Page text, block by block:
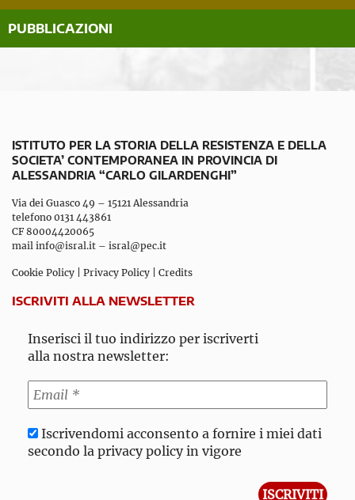
PUBBLICAZIONI
ISTITUTO PER LA STORIA DELLA RESISTENZA E DELLA
SOCIETA’ CONTEMPORANEA IN PROVINCIA DI
ALESSANDRIA “CARLO GILARDENGHI”
Via dei Guasco 49 – 15121 Alessandria
telefono 0131 443861
CF 80004420065
mail info@isral.it – isral@pec.it
Cookie Policy Privacy Policy Credits
ISCRIVITI ALLA NEWSLETTER
Inserisci il tuo indirizzo per iscriverti
alla nostra newsletter:
Iscrivendomi acconsento a fornire i miei dati
secondo la privacy policy in vigore